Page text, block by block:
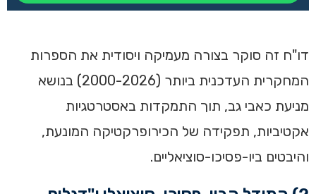
דו"ח זה סוקר בצורה מעמיקה ויסודית את הספרות
המחקרית העדכנית ביותר (2000-2026) בנושא
מניעת כאבי גב, תוך התמקדות באסטרטגיות
אקטיביות, תפקידה של הכירופרקטיקה המונעת,
והיבטים ביו-פסיכו-סוציאליים.